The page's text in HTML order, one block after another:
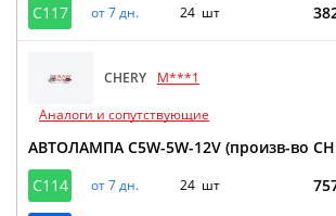
C117 от 7 дн. 24 шт
CHERY
M***1
Аналоги и сопутствующие
АВТОЛАМПА C5W-5W-12V (произв-во
C114
от 7 дн. 24 шт